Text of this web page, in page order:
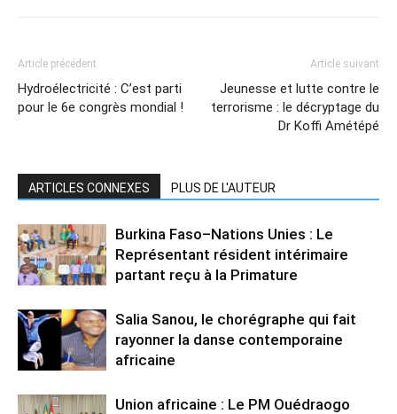
Article précédent
Hydroélectricité : C’est parti
pour le 6e congrès mondial !
Article suivant
Jeunesse et lutte contre le
terrorisme : le décryptage du
Dr Koffi Amétépé
ARTICLES CONNEXES PLUS DE L'AUTEUR
Burkina Faso–Nations Unies : Le
Représentant résident intérimaire
partant reçu à la Primature
Salia Sanou, le chorégraphe qui fait
rayonner la danse contemporaine
africaine
Union africaine : Le PM Ouédraogo